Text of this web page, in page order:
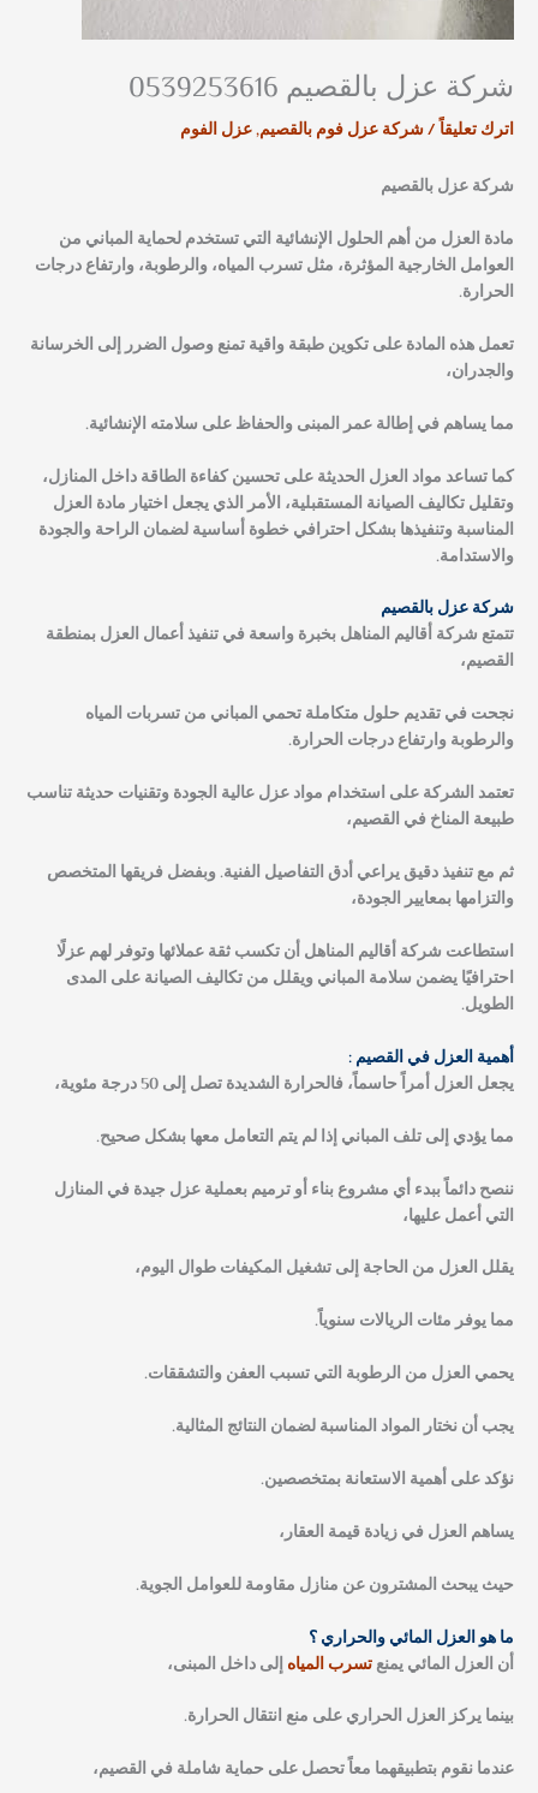
شركة عزل بالقصيم 0539253616
اترك تعليقاً/شركة عزل فوم بالقصيم,عزل الفوم
شركة عزل بالقصيم
مادة العزل من أهم الحلول الإنشائية التي تستخدم لحماية المباني من
العوامل الخارجية المؤثرة، مثل تسرب المياه، والرطوبة، وارتفاع درجات
الحرارة.
تعمل هذه المادة على تكوين طبقة واقية تمنع وصول الضرر إلى الخرسانة
والجدران،
مما يساهم في إطالة عمر المبنى والحفاظ على سلامته الإنشائية.
كما تساعد مواد العزل الحديثة على تحسين كفاءة الطاقة داخل المنازل،
وتقليل تكاليف الصيانة المستقبلية، الأمر الذي يجعل اختيار مادة العزل
المناسبة وتنفيذها بشكل احترافي خطوة أساسية لضمان الراحة والجودة
والاستدامة.
شركة عزل بالقصيم
تتمتع شركة أقاليم المناهل بخبرة واسعة في تنفيذ أعمال العزل بمنطقة
القصيم،
نجحت في تقديم حلول متكاملة تحمي المباني من تسربات المياه
والرطوبة وارتفاع درجات الحرارة.
تعتمد الشركة على استخدام مواد عزل عالية الجودة وتقنيات حديثة تناسب
طبيعة المناخ في القصيم،
ثم مع تنفيذ دقيق يراعي أدق التفاصيل الفنية. وبفضل فريقها المتخصص
والتزامها بمعايير الجودة،
استطاعت شركة أقاليم المناهل أن تكسب ثقة عملائها وتوفر لهم عزلًا
احترافيًا يضمن سلامة المباني ويقلل من تكاليف الصيانة على المدى
الطويل.
أهمية العزل في القصيم :
يجعل العزل أمراً حاسماً، فالحرارة الشديدة تصل إلى 50 درجة مئوية،
مما يؤدي إلى تلف المباني إذا لم يتم التعامل معها بشكل صحيح.
ننصح دائماً ببدء أي مشروع بناء أو ترميم بعملية عزل جيدة في المنازل
التي أعمل عليها،
يقلل العزل من الحاجة إلى تشغيل المكيفات طوال اليوم،
مما يوفر مئات الريالات سنوياً.
يحمي العزل من الرطوبة التي تسبب العفن والتشققات.
يجب أن نختار المواد المناسبة لضمان النتائج المثالية.
نؤكد على أهمية الاستعانة بمتخصصين.
يساهم العزل في زيادة قيمة العقار،
حيث يبحث المشترون عن منازل مقاومة للعوامل الجوية.
ما هو العزل المائي والحراري ؟
أن العزل المائي يمنعتسرب المياهإلى داخل المبنى،
بينما يركز العزل الحراري على منع انتقال الحرارة.
عندما نقوم بتطبيقهما معاً تحصل على حماية شاملة في القصيم،